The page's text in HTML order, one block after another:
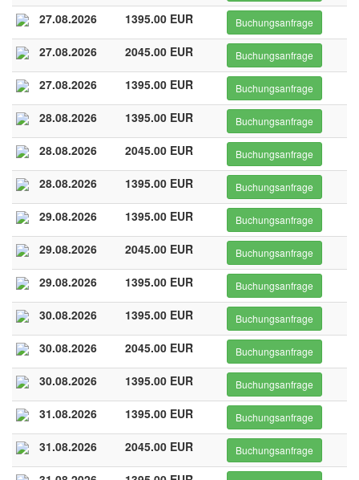
27.08.2026 1395.00 EUR Buchungsanfrage
27.08.2026 2045.00 EUR Buchungsanfrage
27.08.2026 1395.00 EUR Buchungsanfrage
28.08.2026 1395.00 EUR Buchungsanfrage
28.08.2026 2045.00 EUR Buchungsanfrage
28.08.2026 1395.00 EUR Buchungsanfrage
29.08.2026 1395.00 EUR Buchungsanfrage
29.08.2026 2045.00 EUR Buchungsanfrage
29.08.2026 1395.00 EUR Buchungsanfrage
30.08.2026 1395.00 EUR Buchungsanfrage
30.08.2026 2045.00 EUR Buchungsanfrage
30.08.2026 1395.00 EUR Buchungsanfrage
31.08.2026 1395.00 EUR Buchungsanfrage
31.08.2026 2045.00 EUR Buchungsanfrage